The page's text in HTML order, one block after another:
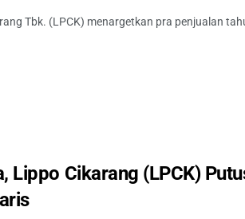
Tbk. (LPCK) menargetkan pra penjualan
Lippo Cikarang (LPCK)